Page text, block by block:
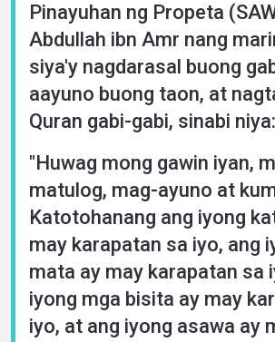
Pinayuhan ng Propeta
Abdullah ibn Amr nang
siya'y nagdarasal buong
aayuno buong taon, at
Quran gabi-gabi, sinabi niya:
"Huwag mong gawin iyan,
matulog, mag-ayuno at
Katotohanang ang iyong
may karapatan sa iyo, ang
mata ay may karapatan sa
iyong mga bisita ay may
iyo, at ang iyong asawa ay